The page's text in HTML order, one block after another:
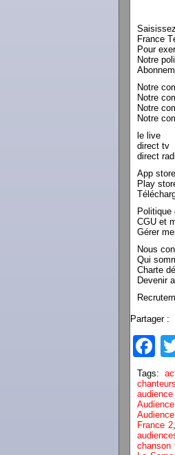
France
Pour
Notre
Notre
Notre
Notre
Notre
le live
direct tv
direct
App store
Play
Politique
CGU et
Gérer
Nous
Qui
Charte
Devenir
Partager :
Tags:
chanteurs
France 2
chanson